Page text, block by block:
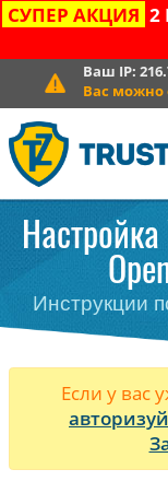
СУПЕР АКЦИЯ 2
Ваш IP:
Вас можно
Инструкции
Если у вас